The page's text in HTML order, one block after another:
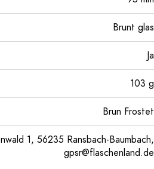
Brunt glas
Ja
103 g
Brun Frostet
1, 56235 Ransbach-Baumbach,
gpsr@flaschenland.de